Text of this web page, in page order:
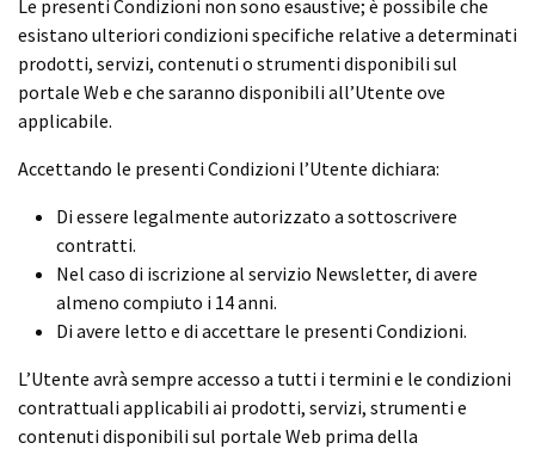
Le presenti Condizioni non sono esaustive; è possibile che
esistano ulteriori condizioni specifiche relative a determinati
prodotti, servizi, contenuti o strumenti disponibili sul
portale Web e che saranno disponibili all’Utente ove
applicabile.
Accettando le presenti Condizioni l’Utente dichiara:
Di essere legalmente autorizzato a sottoscrivere
contratti.
Nel caso di iscrizione al servizio Newsletter, di avere
almeno compiuto i 14 anni.
Di avere letto e di accettare le presenti Condizioni.
L’Utente avrà sempre accesso a tutti i termini e le condizioni
contrattuali applicabili ai prodotti, servizi, strumenti e
contenuti disponibili sul portale Web prima della